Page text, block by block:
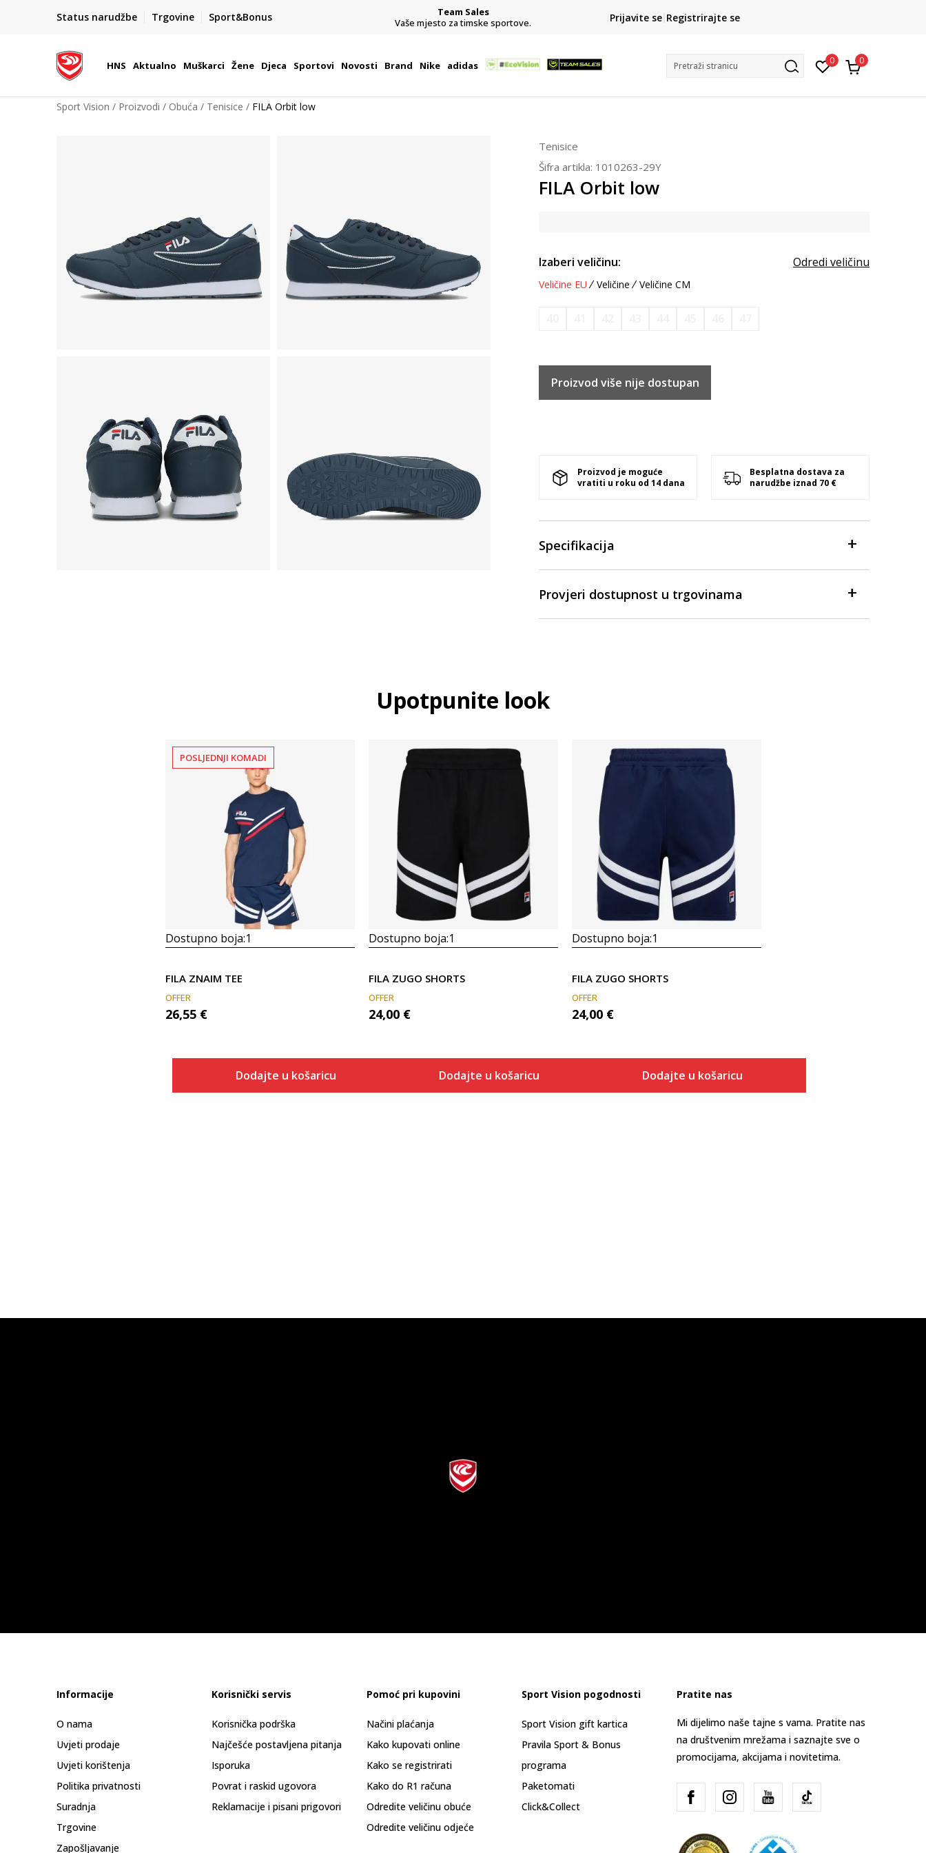
Status narudžbe Trgovine Sport&Bonus
BOX NOW
Dostava 1,50 €
| Više od 800 paketomata u Hrvatskoj
Team Sales
Vaše mjesto za timske sportove.
CLICK& COLLECT
besplatno preuzimanje u trgovini
Prijavite se Registrirajte se
HNS Aktualno Muškarci Žene Djeca Sportovi Novosti Brand Nike adidas Pretraži stranicu 0 0
Sport Vision Proizvodi Obuća Tenisice FILA Orbit low
Tenisice
Šifra artikla: 1010263-29Y
FILA Orbit low
Izaberi veličinu: Odredi veličinu
Veličine EU Veličine Veličine CM
Proizvod više nije dostupan
Proizvod je moguće
vratiti u roku od 14 dana
Besplatna dostava za
narudžbe iznad 70 €
Specifikacija
Provjeri dostupnost u trgovinama
Upotpunite look
POSLJEDNJI KOMADI
Dostupno boja:1
FILA ZNAIM TEE
OFFER
26,55 €
Dodajte u košaricu
Dostupno boja:1
FILA ZUGO SHORTS
OFFER
24,00 €
Dodajte u košaricu
Dostupno boja:1
FILA ZUGO SHORTS
OFFER
24,00 €
Dodajte u košaricu
Informacije
O nama
Uvjeti prodaje
Uvjeti korištenja
Politika privatnosti
Suradnja
Trgovine
Zapošljavanje
Korisnički servis
Korisnička podrška
Najčešće postavljena pitanja
Isporuka
Povrat i raskid ugovora
Reklamacije i pisani prigovori
Pomoć pri kupovini
Načini plaćanja
Kako kupovati online
Kako se registrirati
Kako do R1 računa
Odredite veličinu obuće
Odredite veličinu odjeće
Sport Vision pogodnosti
Sport Vision gift kartica
Pravila Sport & Bonus
programa
Paketomati
Click&Collect
Pratite nas
Mi dijelimo naše tajne s vama. Pratite nas
na društvenim mrežama i saznajte sve o
promocijama, akcijama i novitetima.